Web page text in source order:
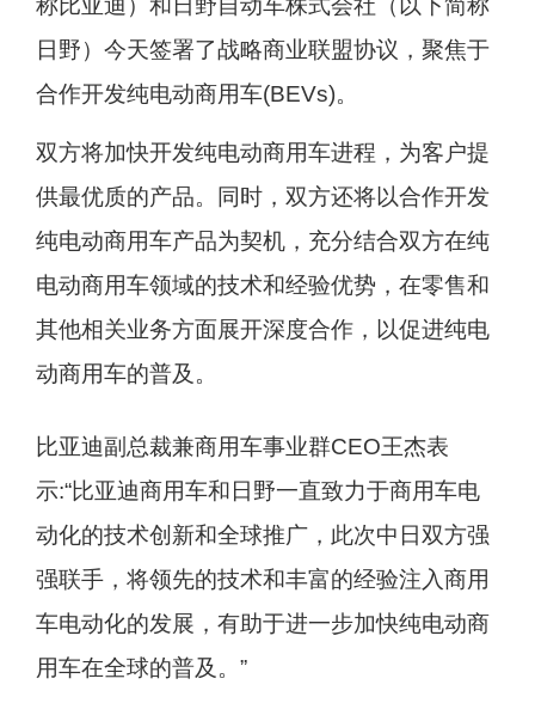
称比亚迪）和日野自动车株式会社（以下简称
日野）今天签署了战略商业联盟协议，聚焦于
合作开发纯电动商用车(BEVs)。
双方将加快开发纯电动商用车进程，为客户提
供最优质的产品。同时，双方还将以合作开发
纯电动商用车产品为契机，充分结合双方在纯
电动商用车领域的技术和经验优势，在零售和
其他相关业务方面展开深度合作，以促进纯电
动商用车的普及。
比亚迪副总裁兼商用车事业群CEO王杰表
示:“比亚迪商用车和日野一直致力于商用车电
动化的技术创新和全球推广，此次中日双方强
强联手，将领先的技术和丰富的经验注入商用
车电动化的发展，有助于进一步加快纯电动商
用车在全球的普及。”